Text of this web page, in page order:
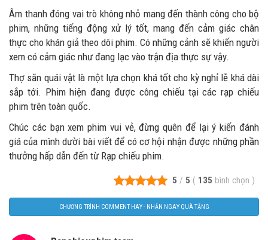
Âm thanh đóng vai trò không nhỏ mang đến thành công cho bộ
phim, những tiếng động xử lý tốt, mang đến cảm giác chân
thực cho khán giả theo dõi phim. Có những cảnh sẽ khiến người
xem có cảm giác như đang lạc vào trận địa thực sự vậy.
Thợ săn quái vật là một lựa chọn khá tốt cho kỳ nghỉ lễ khá dài
sắp tới. Phim hiện đang được công chiếu tại các rạp chiếu
phim trên toàn quốc.
Chúc các bạn xem phim vui vẻ, đừng quên để lại ý kiến đánh
giá của mình dười bài viết để có cơ hội nhận được những phần
thưởng hấp dẫn đến từ Rạp chiếu phim.
5 / 5 ( 135 bình chọn )
CHƯƠNG TRÌNH COMMENT HAY - NHẬN NGAY QUÀ TẶNG